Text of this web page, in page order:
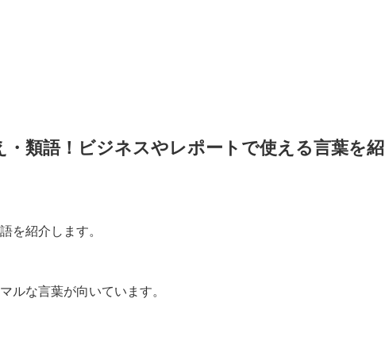
類語！ビジネスやレポートで使える言葉を紹
を紹介します。
ルな言葉が向いています。